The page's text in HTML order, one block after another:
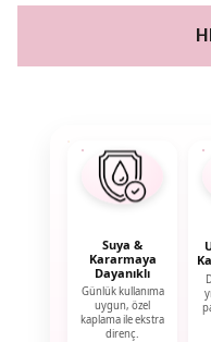
Suya &
Kararmaya
Dayanıklı
Günlük kullanıma
uygun, özel
kaplama ile ekstra
direnç.